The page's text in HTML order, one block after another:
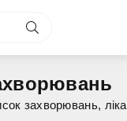
захворювань,